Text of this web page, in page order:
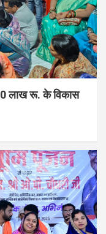
60 लाख रू. के विकास